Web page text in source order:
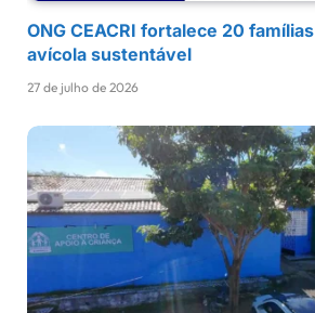
ONG CEACRI fortalece 20
avícola sustentável
27 de julho de 2026